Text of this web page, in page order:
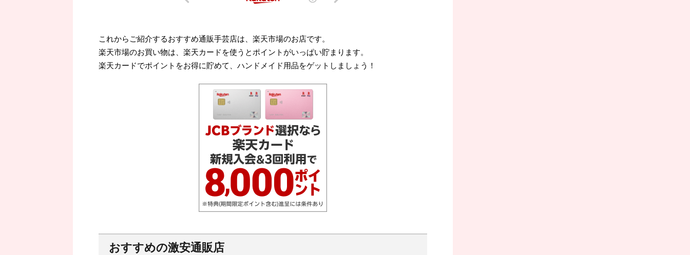
これからご紹介するおすすめ通販手芸店は、楽天市場のお店です。
楽天市場のお買い物は、楽天カードを使うとポイントがいっぱい貯まります。
楽天カードでポイントをお得に貯めて、ハンドメイド用品をゲットしましょう！
おすすめの激安通販店